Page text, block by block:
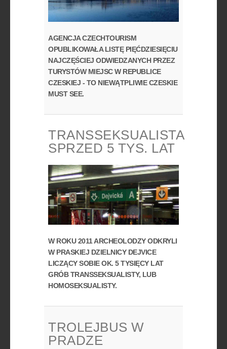
AGENCJA CZECHTOURISM
OPUBLIKOWAŁA LISTĘ PIĘĆDZIESIĘCIU
NAJCZĘŚCIEJ ODWIEDZANYCH PRZEZ
TURYSTÓW MIEJSC W REPUBLICE
CZESKIEJ - TO NIEWĄTPLIWIE CZESKIE
MUST SEE.
TRANSSEKSUALISTA
SPRZED 5 TYS. LAT
W ROKU 2011 ARCHEOLODZY ODKRYLI
W PRASKIEJ DZIELNICY DEJVICE
LICZĄCY SOBIE OK. 5 TYSIĘCY LAT
GRÓB TRANSSEKSUALISTY, LUB
HOMOSEKSUALISTY.
TROLEJBUS W
PRADZE